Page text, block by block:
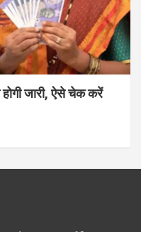
होगी जारी, ऐसे चेक करें